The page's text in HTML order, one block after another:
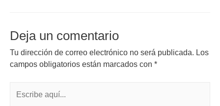
Deja un comentario
Tu dirección de correo electrónico no será publicada. Los
campos obligatorios están marcados con *